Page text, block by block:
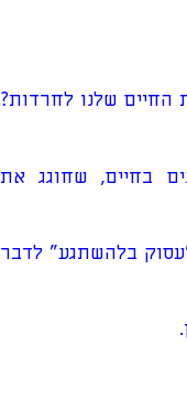
החיים שלנו לחרדות?
בחיים, שחוגג את
בלהשתגע" לדבר